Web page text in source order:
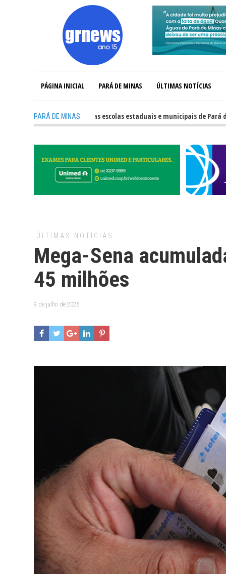
PÁGINA INICIAL PARÁ DE MINAS ÚLTIMAS NOTÍCIAS
PARÁ DE MINAS
Veja o desempenho das escolas estaduais e municipais de Pará de
ÚLTIMAS NOTÍCIAS
Mega-Sena
45 milhões
9 de julho de 2026